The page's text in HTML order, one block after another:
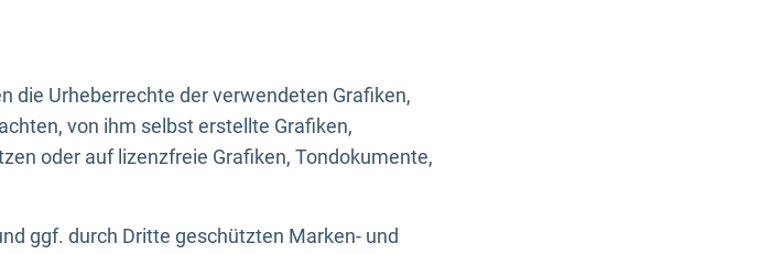
die Urheberrechte der verwendeten Grafiken,
von ihm selbst erstellte Grafiken,
oder auf lizenzfreie Grafiken, Tondokumente,
ggf. durch Dritte geschützten Marken- und